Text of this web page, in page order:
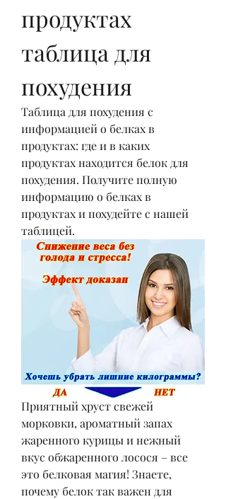
продуктах
таблица для
похудения
Таблица для похудения с
информацией о белках в
продуктах: где и в каких
продуктах находится белок для
похудения. Получите полную
информацию о белках в
продуктах и похудейте с нашей
таблицей.
Приятный хруст свежей
морковки, ароматный запах
жаренного курицы и нежный
вкус обжаренного лосося – все
это белковая магия! Знаете,
почему белок так важен для